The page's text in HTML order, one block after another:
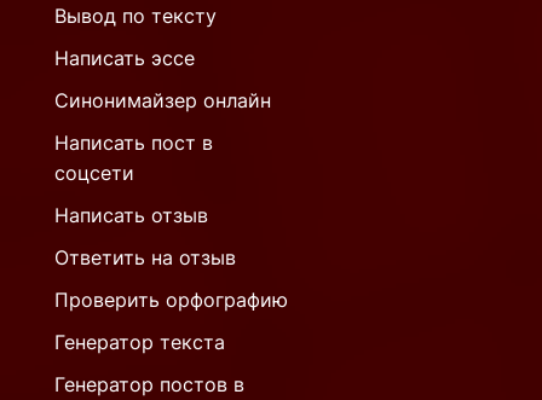
Вывод по тексту
Написать эссе
Синонимайзер онлайн
Написать пост в
соцсети
Написать отзыв
Ответить на отзыв
Проверить орфографию
Генератор текста
Генератор постов в